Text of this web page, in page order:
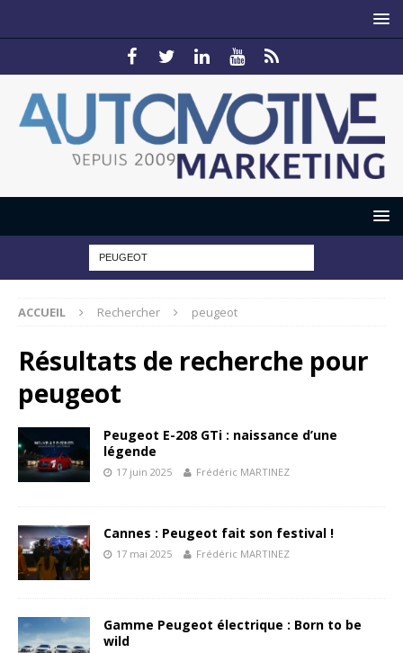
ACCUEIL Rechercher peugeot
Résultats de recherche pour
peugeot
Peugeot E-208 GTi : naissance d’une
légende
17 juin 2025 Frédéric MARTINEZ
Cannes : Peugeot fait son festival !
17 mai 2025 Frédéric MARTINEZ
Gamme Peugeot électrique : Born to be
wild